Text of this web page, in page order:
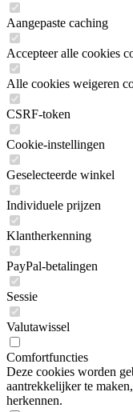
Aangepaste caching
Accepteer alle cookies
Alle cookies weigeren
CSRF-token
Cookie-instellingen
Geselecteerde winkel
Individuele prijzen
Klantherkenning
PayPal-betalingen
Sessie
Valutawissel
Comfortfuncties
Deze cookies worden
aantrekkelijker te
herkennen.